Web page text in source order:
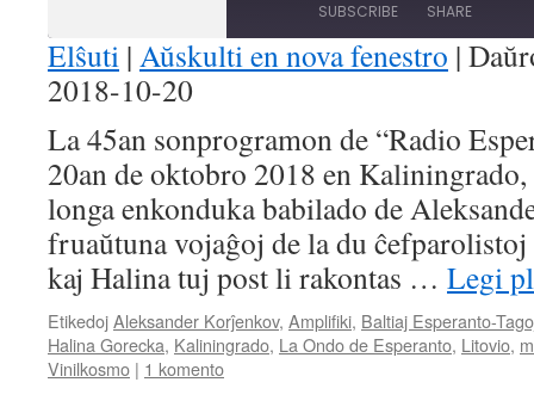
Seconds
30
seconds
SUBSCRIBE SHARE
SHARE
LINK
EMBED
Elŝuti | Aŭskulti en nova fenestro |
2018-10-20
La 45an sonprogramon de “Radio
20an de oktobro 2018 en
longa enkonduka babilado de
fruaŭtuna vojaĝoj de la du ĉefparolistoj
kaj Halina tuj post li rakontas … Legi
EtikedojAleksander Korĵenkov, Amplifiki, Baltiaj Esperanto-
Halina Gorecka, Kaliningrado, La Ondo de Esperanto, Litovio,
Vinilkosmo | 1 komento